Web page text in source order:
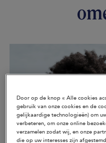
Door op de knop « Alle cookies
gebruik van onze cookies en de
gelijkaardige technologieën) om
verbeteren, om onze online
verzamelen zodat wij, en onze
die op uw interesses zijn